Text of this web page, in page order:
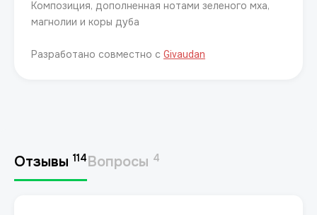
Композиция, дополненная нотами зеленого мха,
магнолии и коры дуба
Разработано совместно с Givaudan